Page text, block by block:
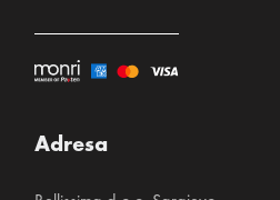
Adresa